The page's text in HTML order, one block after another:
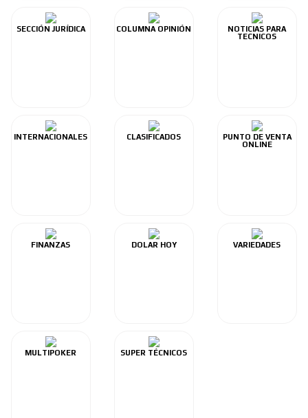
SECCIÓN JURÍDICA COLUMNA OPINIÓN
NOTICIAS PARA
TECNICOS
INTERNACIONALES CLASIFICADOS
PUNTO DE VENTA
ONLINE
FINANZAS DOLAR HOY VARIEDADES
MULTIPOKER SUPER TÉCNICOS